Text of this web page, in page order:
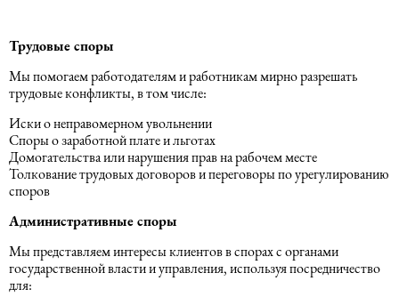
Трудовые споры
Мы помогаем работодателям и работникам мирно разрешать
трудовые конфликты, в том числе:
Иски о неправомерном увольнении
Споры о заработной плате и льготах
Домогательства или нарушения прав на рабочем месте
Толкование трудовых договоров и переговоры по урегулированию
споров
Административные споры
Мы представляем интересы клиентов в спорах с органами
государственной власти и управления, используя посредничество
для: